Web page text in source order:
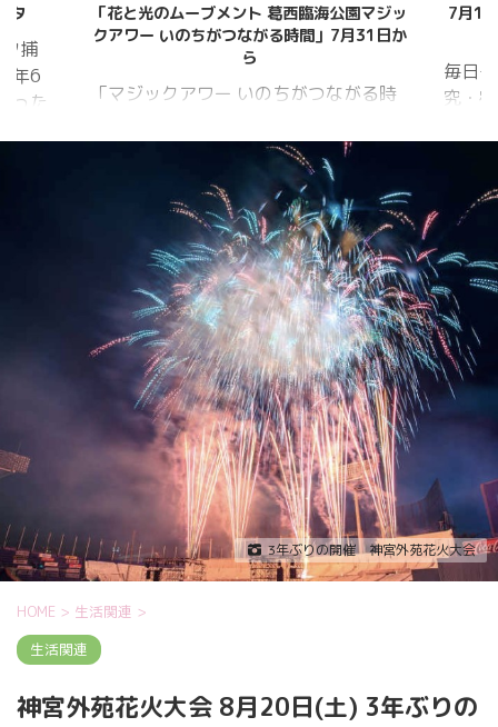
タ
捕
年6
った
「花と光のムーブメント 葛西臨海公園マジッ
クアワー いのちがつながる時間」7月31日か
ら
「マジックアワー いのちがつながる時
れから夜明けまで移り変わる空の色彩
をイメージしたライトアップを展開。
ライトアップの点灯時間は18時～20時
30分。 「フォトスポット」（ひまわ
り畑内） 噴水前中央園路の「Fresh
Sun（爽やかな陽）」 葛西臨海水族園入
口前の演出「Deep Sea Night（深海の
夜）」
7月18
毎日
究・
3年ぶりの開催 神宮外苑花火大会
HOME > 生活関連 >
生活関連
神宮外苑花火大会 8月20日(土) 3年ぶりの